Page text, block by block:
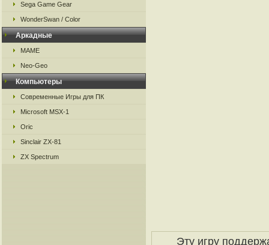
Sega Game Gear
WonderSwan / Color
Аркадные
MAME
Neo-Geo
Компьютеры
Современные Игры для ПК
Microsoft MSX-1
Oric
Sinclair ZX-81
ZX Spectrum
Эту игру